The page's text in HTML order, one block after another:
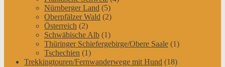
Nürnberger Land (5)
Oberpfälzer Wald (2)
Österreich (2)
Schwäbische Alb (1)
Thüringer Schiefergebirge/Obere Saale (1)
Tschechien (1)
Trekkingtouren/Fernwanderwege mit Hund (18)